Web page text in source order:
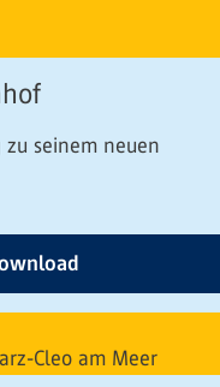
zu seinem neuen